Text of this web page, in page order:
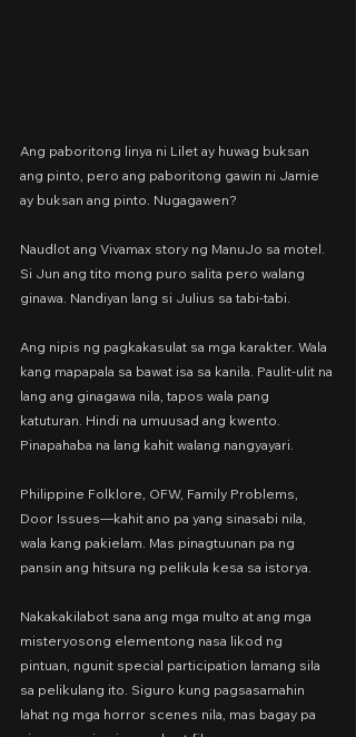
Ang paboritong linya ni Lilet ay huwag buksan
ang pinto, pero ang paboritong gawin ni Jamie
ay buksan ang pinto. Nugagawen?
Naudlot ang Vivamax story ng ManuJo sa motel.
Si Jun ang tito mong puro salita pero walang
ginawa. Nandiyan lang si Julius sa tabi-tabi.
Ang nipis ng pagkakasulat sa mga karakter. Wala
kang mapapala sa bawat isa sa kanila. Paulit-ulit na
lang ang ginagawa nila, tapos wala pang
katuturan. Hindi na umuusad ang kwento.
Pinapahaba na lang kahit walang nangyayari.
Philippine Folklore, OFW, Family Problems,
Door Issues—kahit ano pa yang sinasabi nila,
wala kang pakielam. Mas pinagtuunan pa ng
pansin ang hitsura ng pelikula kesa sa istorya.
Nakakakilabot sana ang mga multo at ang mga
misteryosong elementong nasa likod ng
pintuan, ngunit special participation lamang sila
sa pelikulang ito. Siguro kung pagsasamahin
lahat ng mga horror scenes nila, mas bagay pa